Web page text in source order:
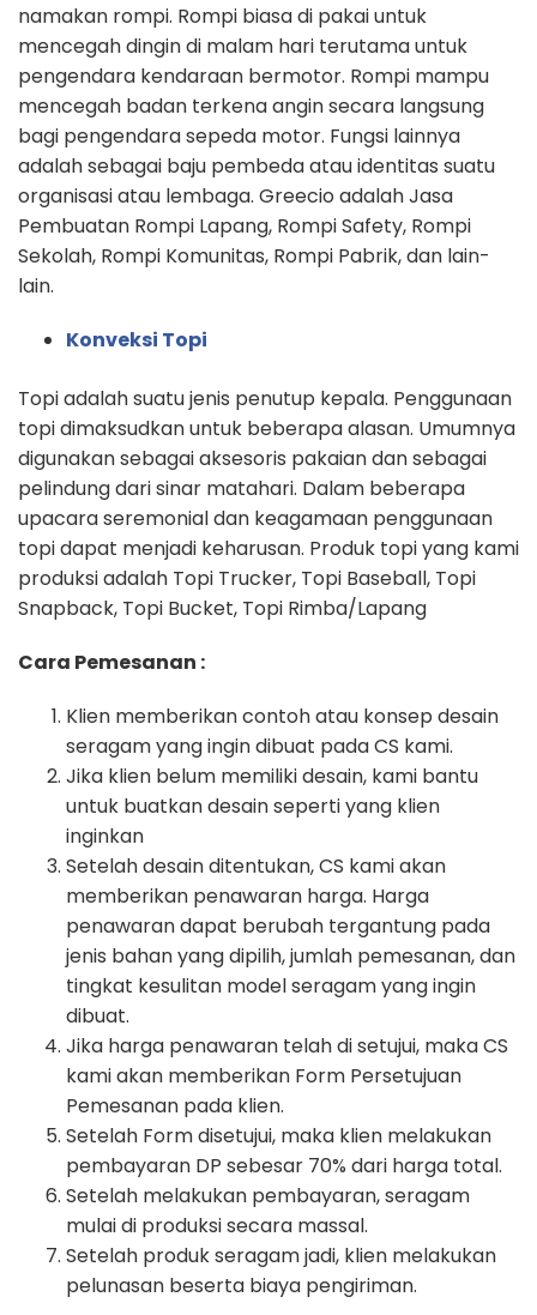
namakan rompi. Rompi biasa di pakai untuk
mencegah dingin di malam hari terutama untuk
pengendara kendaraan bermotor. Rompi mampu
mencegah badan terkena angin secara langsung
bagi pengendara sepeda motor. Fungsi lainnya
adalah sebagai baju pembeda atau identitas suatu
organisasi atau lembaga. Greecio adalah Jasa
Pembuatan Rompi Lapang, Rompi Safety, Rompi
Sekolah, Rompi Komunitas, Rompi Pabrik, dan lain-
lain.
Konveksi Topi
Topi adalah suatu jenis penutup kepala. Penggunaan
topi dimaksudkan untuk beberapa alasan. Umumnya
digunakan sebagai aksesoris pakaian dan sebagai
pelindung dari sinar matahari. Dalam beberapa
upacara seremonial dan keagamaan penggunaan
topi dapat menjadi keharusan. Produk topi yang kami
produksi adalah Topi Trucker, Topi Baseball, Topi
Snapback, Topi Bucket, Topi Rimba/Lapang
Cara Pemesanan :
Klien memberikan contoh atau konsep desain
seragam yang ingin dibuat pada CS kami.
Jika klien belum memiliki desain, kami bantu
untuk buatkan desain seperti yang klien
inginkan
Setelah desain ditentukan, CS kami akan
memberikan penawaran harga. Harga
penawaran dapat berubah tergantung pada
jenis bahan yang dipilih, jumlah pemesanan, dan
tingkat kesulitan model seragam yang ingin
dibuat.
Jika harga penawaran telah di setujui, maka CS
kami akan memberikan Form Persetujuan
Pemesanan pada klien.
Setelah Form disetujui, maka klien melakukan
pembayaran DP sebesar 70% dari harga total.
Setelah melakukan pembayaran, seragam
mulai di produksi secara massal.
Setelah produk seragam jadi, klien melakukan
pelunasan beserta biaya pengiriman.